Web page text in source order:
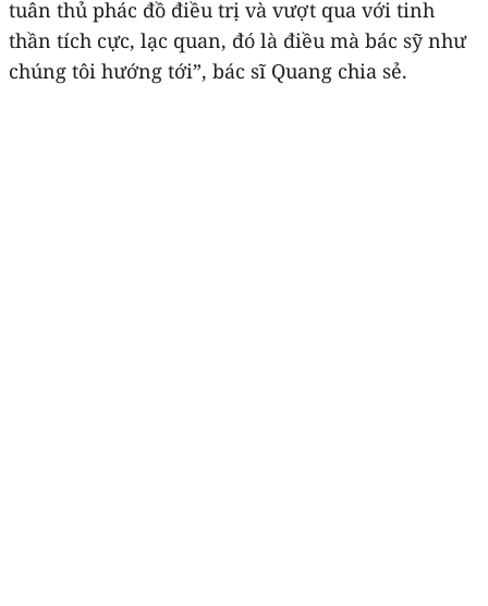
tuân thủ phác đồ điều trị và vượt qua với tinh
thần tích cực, lạc quan, đó là điều mà bác sỹ như
chúng tôi hướng tới”, bác sĩ Quang chia sẻ.